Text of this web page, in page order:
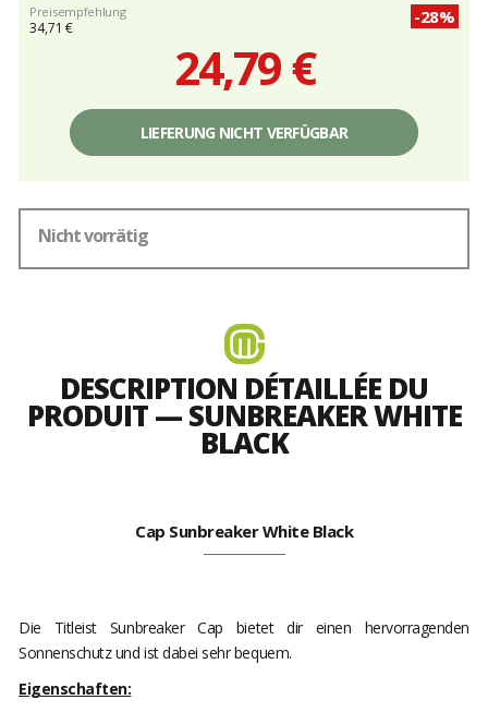
Preisempfehlung
34,71 €
-28%
24,79 €
Einzelpreis,
Gebühren
LIEFERUNG NICHT VERFÜGBAR
Nicht vorrätig
DESCRIPTION DÉTAILLÉE DU
PRODUIT — SUNBREAKER WHITE
BLACK
Cap Sunbreaker White Black
Die Titleist Sunbreaker Cap bietet dir einen hervorragenden
Sonnenschutz und ist dabei sehr bequem.
Eigenschaften: